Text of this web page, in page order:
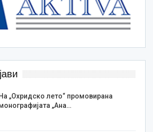
„Охридско лето“ промовирана
„Ана…